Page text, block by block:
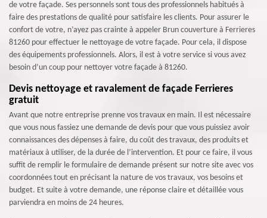
de votre façade. Ses personnels sont tous des professionnels habitués à
faire des prestations de qualité pour satisfaire les clients. Pour assurer le
confort de votre, n’ayez pas crainte à appeler Brun couverture à Ferrieres
81260 pour effectuer le nettoyage de votre façade. Pour cela, il dispose
des équipements professionnels. Alors, il est à votre service si vous avez
besoin d’un coup pour nettoyer votre façade à 81260.
Devis nettoyage et ravalement de façade Ferrieres
gratuit
Avant que notre entreprise prenne vos travaux en main. Il est nécessaire
que vous nous fassiez une demande de devis pour que vous puissiez avoir
connaissances des dépenses à faire, du coût des travaux, des produits et
matériaux à utiliser, de la durée de l’intervention. Et pour ce faire, il vous
suffit de remplir le formulaire de demande présent sur notre site avec vos
coordonnées tout en précisant la nature de vos travaux, vos besoins et
budget. Et suite à votre demande, une réponse claire et détaillée vous
parviendra en moins de 24 heures.